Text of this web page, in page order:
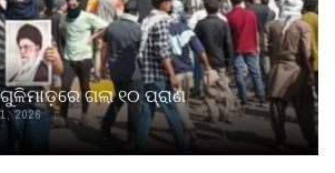
ଗୁଳିମାଡ଼ରେ ଗଲା ୧୦ ପ୍ରାଣ
2026